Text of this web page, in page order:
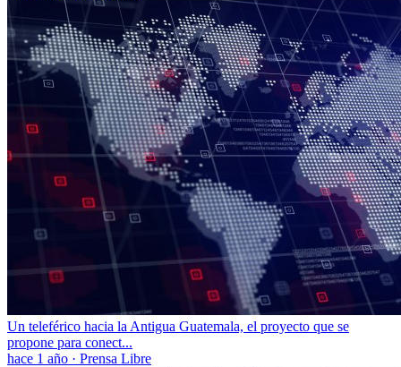
Un teleférico hacia la Antigua Guatemala, el proyecto que se
propone para conect...
hace 1 año · Prensa Libre